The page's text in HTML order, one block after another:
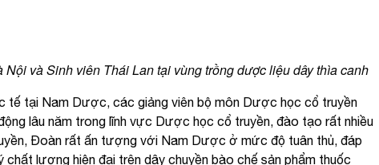
và Sinh viên Thái Lan tại vùng trồng dược liệu dây thìa canh
tế tại Nam Dược, các giảng viên bộ môn Dược học cổ truyền
lâu năm trong lĩnh vực Dược học cổ truyền, đào tạo rất nhiều
Đoàn rất ấn tượng với Nam Dược ở mức độ tuân thủ, đáp
chất lượng hiện đại trên dây chuyền bào chế sản phẩm thuốc